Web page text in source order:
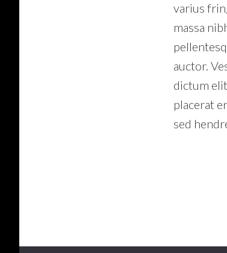
varius
massa
auctor.
dictum
placerat
sed